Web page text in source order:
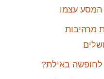
המסע עצמו
מרהיבות
לחופשה באילת?